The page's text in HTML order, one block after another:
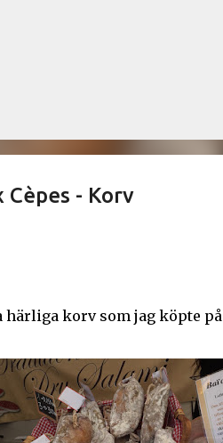
Cèpes - Korv
härliga korv som jag köpte på